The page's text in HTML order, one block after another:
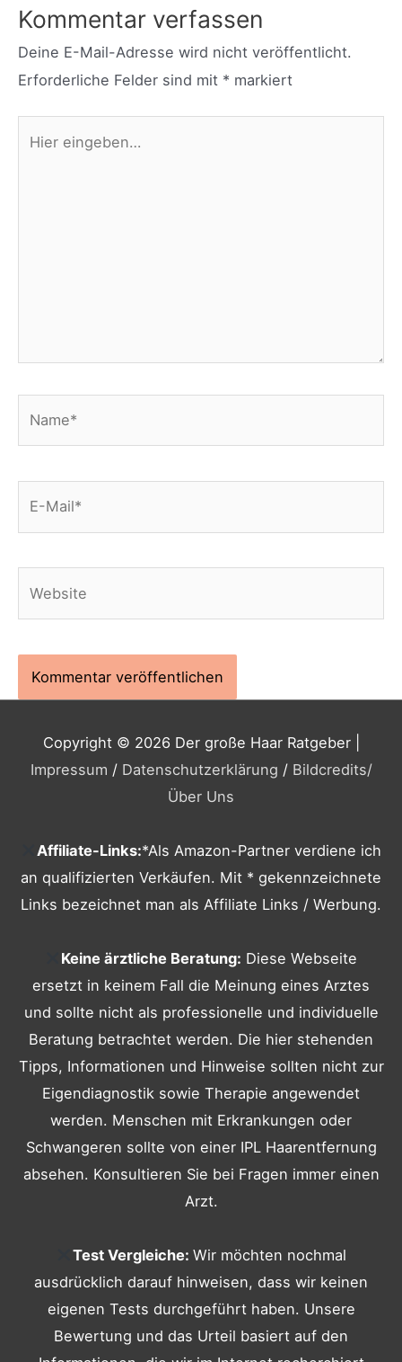
Kommentar verfassen
Deine E-Mail-Adresse wird nicht veröffentlicht.
Erforderliche Felder sind mit * markiert
eingeben…
Copyright © 2026 Der große Haar Ratgeber|
Impressum / Datenschutzerklärung / Bildcredits/
Über Uns
Affiliate-Links:*Als Amazon-Partner verdiene ich
an qualifizierten Verkäufen. Mit * gekennzeichnete
Links bezeichnet man als Affiliate Links / Werbung.
Keine ärztliche Beratung: Diese Webseite
ersetzt in keinem Fall die Meinung eines Arztes
und sollte nicht als professionelle und individuelle
Beratung betrachtet werden. Die hier stehenden
Tipps, Informationen und Hinweise sollten nicht zur
Eigendiagnostik sowie Therapie angewendet
werden. Menschen mit Erkrankungen oder
Schwangeren sollte von einer IPL Haarentfernung
absehen. Konsultieren Sie bei Fragen immer einen
Arzt.
Test Vergleiche: Wir möchten nochmal
ausdrücklich darauf hinweisen, dass wir keinen
eigenen Tests durchgeführt haben. Unsere
Bewertung und das Urteil basiert auf den